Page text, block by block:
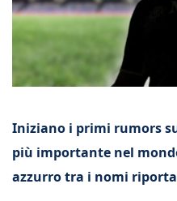
Iniziano i primi rumors
più importante nel
azzurro tra i nomi